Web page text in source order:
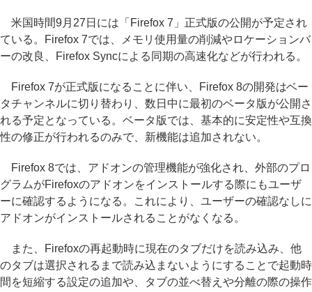
米国時間9月27日には「Firefox 7」正式版の公開が予定され
ている。Firefox 7では、メモリ使用量の削減やロケーションバ
ーの改良、Firefox Syncによる同期の高速化などが行われる。
Firefox 7が正式版になることに伴い、Firefox 8の開発はベー
タチャンネルに切り替わり、数日中に最初のベータ版が公開さ
れる予定となっている。ベータ版では、基本的に安定性や互換
性の修正が行われるのみで、新機能は追加されない。
Firefox 8では、アドオンの管理機能が強化され、外部のプロ
グラムがFirefoxのアドオンをインストールする際にもユーザ
ーに確認するようになる。これにより、ユーザーの確認なしに
アドオンがインストールされることがなくなる。
また、Firefoxの再起動時に現在のタブだけを読み込み、他
のタブは選択されるまで読み込まないようにすることで起動時
間を短縮する設定の追加や、タブの並べ替えや分離の際の操作